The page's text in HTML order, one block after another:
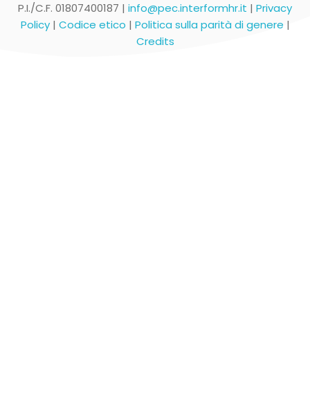
P.I./C.F. 01807400187 | info@pec.interformhr.it | Privacy
Policy| Codice etico | Politica sulla parità di genere |
Credits